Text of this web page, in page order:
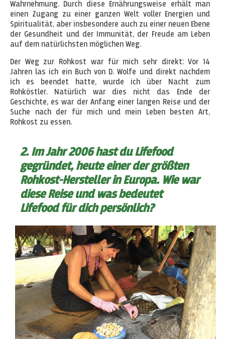
Wahrnehmung. Durch diese Ernährungsweise erhält man
einen Zugang zu einer ganzen Welt voller Energien und
Spiritualität, aber insbesondere auch zu einer neuen Ebene
der Gesundheit und der Immunität, der Freude am Leben
auf dem natürlichsten möglichen Weg.
Der Weg zur Rohkost war für mich sehr direkt: Vor 14
Jahren las ich ein Buch von D. Wolfe und direkt nachdem
ich es beendet hatte, wurde ich über Nacht zum
Rohköstler. Natürlich war dies nicht das Ende der
Geschichte, es war der Anfang einer langen Reise und der
Suche nach der für mich und mein Leben besten Art,
Rohkost zu essen.
2. Im Jahr 2006 hast du Lifefood
gegründet, heute einer der größten
Rohkost-Hersteller in Europa. Wie war
diese Reise und was bedeutet
Lifefood für dich persönlich?